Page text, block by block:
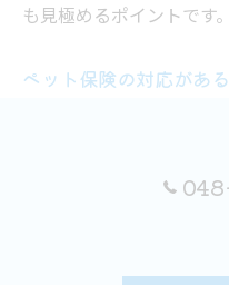
も見極めるポイントです。
ペット保険の対応があ
動物病院が各種ペット保